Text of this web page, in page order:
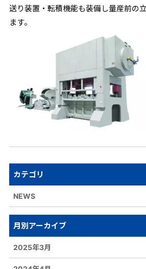
送り装置・転積機能も装備し量産前の
ます。
カテゴリ
NEWS
月別アーカイブ
2025年3月